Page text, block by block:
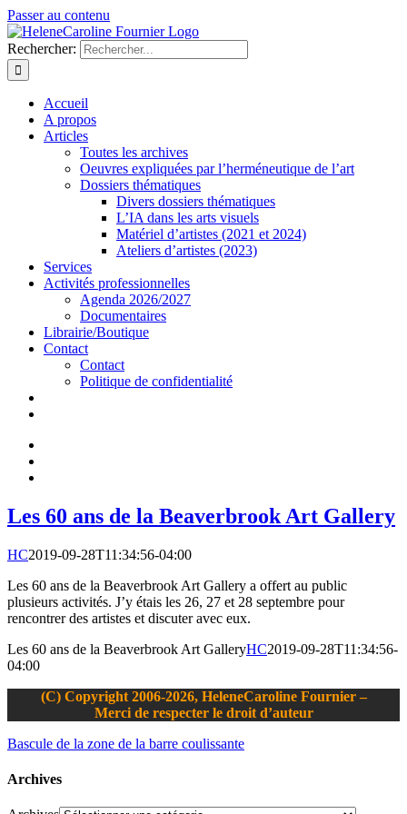
Passer au contenu
Rechercher:
Accueil
A propos
Articles
Toutes les archives
Oeuvres expliquées par l’herméneutique de l’art
Dossiers thématiques
Divers dossiers thématiques
L’IA dans les arts visuels
Matériel d’artistes (2021 et 2024)
Ateliers d’artistes (2023)
Services
Activités professionnelles
Agenda 2026/2027
Documentaires
Librairie/Boutique
Contact
Contact
Politique de confidentialité
Les 60 ans de la Beaverbrook Art Gallery
HC2019-09-28T11:34:56-04:00
Les 60 ans de la Beaverbrook Art Gallery a offert au public
plusieurs activités. J’y étais les 26, 27 et 28 septembre pour
rencontrer des artistes et discuter avec eux.
Les 60 ans de la Beaverbrook Art GalleryHC2019-09-28T11:34:56-
04:00
(C) Copyright 2006-2026, HeleneCaroline Fournier –
Merci de respecter le droit d’auteur
Bascule de la zone de la barre coulissante
Archives